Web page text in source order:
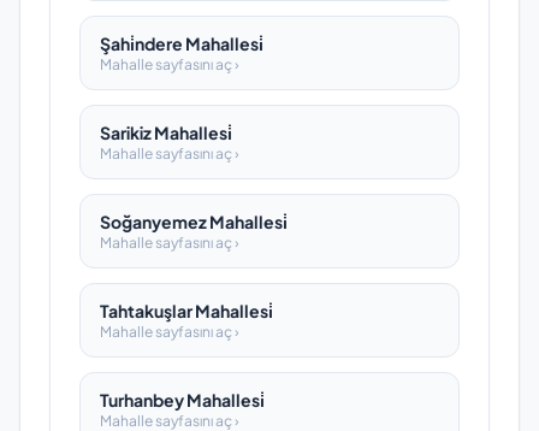
Şahi̇ndere Mahallesi̇
Mahalle sayfasını aç ›
Sarikiz Mahallesi̇
Mahalle sayfasını aç ›
Soğanyemez Mahallesi̇
Mahalle sayfasını aç ›
Tahtakuşlar Mahallesi̇
Mahalle sayfasını aç ›
Turhanbey Mahallesi̇
Mahalle sayfasını aç ›